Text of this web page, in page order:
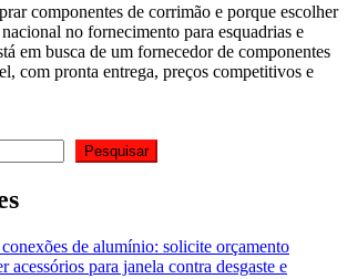
componentes de corrimão e porque escolher
no fornecimento para esquadrias e
em busca de um fornecedor de componentes
com pronta entrega, preços competitivos e
Pesquisar
de alumínio: solicite orçamento
acessórios para janela contra desgaste e